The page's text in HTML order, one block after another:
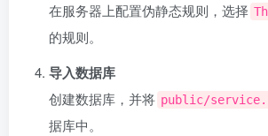
在服务器上配置伪静态规则，选择
的规则。
导入数据库
创建数据库，并将 public/
据库中。